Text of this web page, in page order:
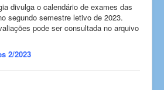
divulga o calendário de exames das
segundo semestre letivo de 2023.
pode ser consultada no arquivo
2/2023